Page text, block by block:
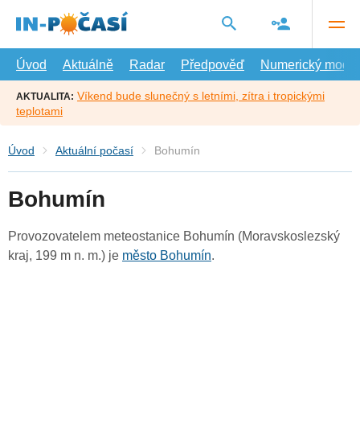
hlavní
Úvod
Aktuálně Radar Předpověď Numerický model
AKTUALITA: Víkend bude slunečný s letními, zítra i tropickými
teplotami
Úvod Aktuální počasí Bohumín
Bohumín
Provozovatelem meteostanice Bohumín (Moravskoslezský
kraj, 199 m n. m.) je město Bohumín.